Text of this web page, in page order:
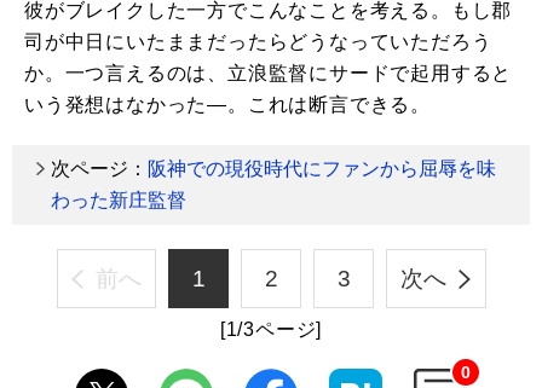
彼がブレイクした一方でこんなことを考える。もし郡
司が中日にいたままだったらどうなっていただろう
か。一つ言えるのは、立浪監督にサードで起用すると
いう発想はなかった―。これは断言できる。
次ページ： 阪神での現役時代にファンから屈辱を味
わった新庄監督
前へ 1 2 3 次へ
[1/3ページ]
0